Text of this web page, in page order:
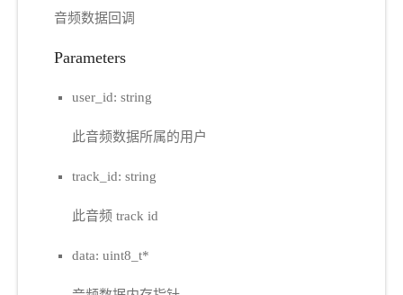
音频数据回调
Parameters
user_id: string
此音频数据所属的用户
track_id: string
此音频 track id
data: uint8_t*